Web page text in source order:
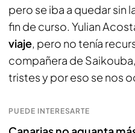
pero se iba a quedar sin
fin de curso. Yulian
viaje, pero no tenía
compañera de
tristes y por eso se nos
PUEDE INTERESARTE